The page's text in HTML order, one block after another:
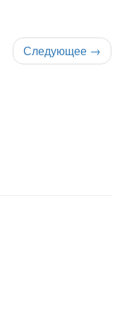
Следующее →